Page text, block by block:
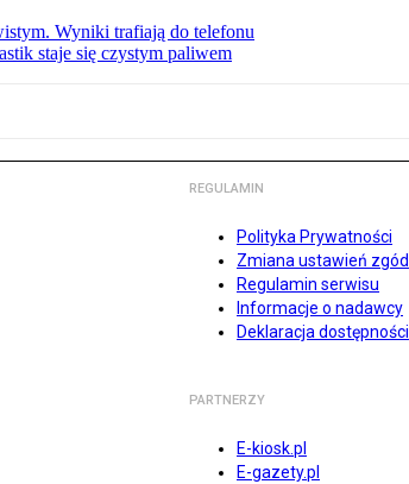
Wyniki trafiają do telefonu
staje się czystym paliwem
REGULAMIN
Polityka Prywatności
Zmiana ustawień zgód
Regulamin serwisu
Informacje o nadawcy
Deklaracja dostępności
PARTNERZY
E-kiosk.pl
E-gazety.pl